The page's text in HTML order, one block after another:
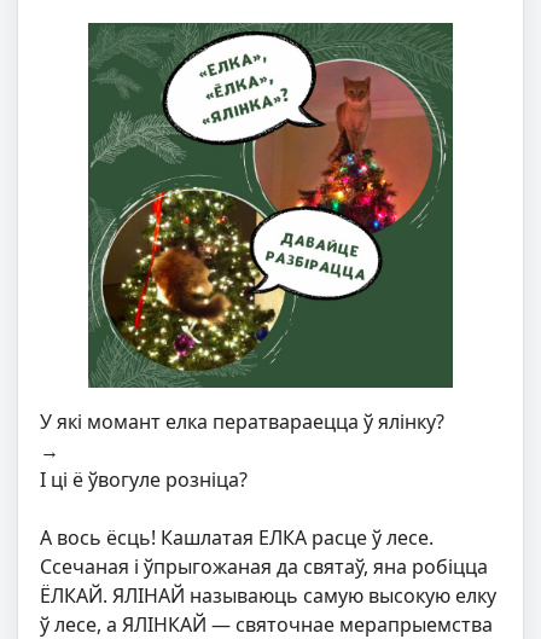
У які момант елка ператвараецца ў ялінку?
→
І ці ё ўвогуле розніца?
А вось ёсць! Кашлатая ЕЛКА расце ў лесе.
Ссечаная і ўпрыгожаная да святаў, яна робіцца
ЁЛКАЙ. ЯЛІНАЙ называюць самую высокую елку
ў лесе, а ЯЛІНКАЙ — святочнае мерапрыемства